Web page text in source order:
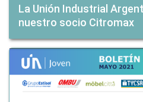
La Unión Industrial
nuestro socio Citromax